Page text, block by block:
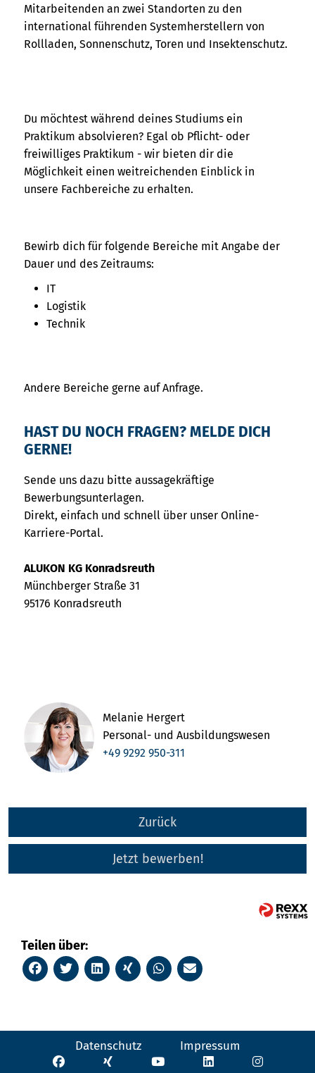
Mitarbeitenden an zwei Standorten zu den
international führenden Systemherstellern von
Rollladen, Sonnenschutz, Toren und Insektenschutz.
Du möchtest während deines Studiums ein
Praktikum absolvieren? Egal ob Pflicht- oder
freiwilliges Praktikum - wir bieten dir die
Möglichkeit einen weitreichenden Einblick in
unsere Fachbereiche zu erhalten.
Bewirb dich für folgende Bereiche mit Angabe der
Dauer und des Zeitraums:
IT
Logistik
Technik
Andere Bereiche gerne auf Anfrage.
HAST DU NOCH FRAGEN? MELDE DICH
GERNE!
Sende uns dazu bitte aussagekräftige
Bewerbungsunterlagen.
Direkt, einfach und schnell über unser Online-
Karriere-Portal.
ALUKON KG Konradsreuth
Münchberger Straße 31
95176 Konradsreuth
Melanie Hergert
Personal- und Ausbildungswesen
+49 9292 950-311
Zurück
Jetzt bewerben!
Teilen über:
Datenschutz Impressum